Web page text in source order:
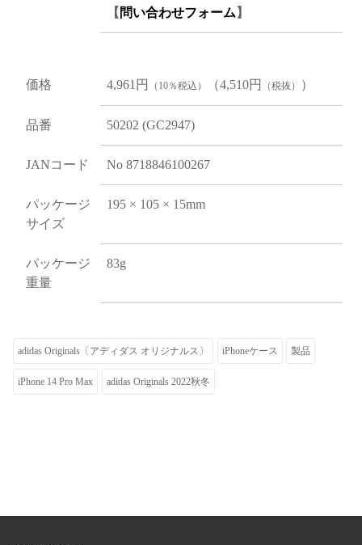
【 問い合わせフォーム 】
価格 4,961円 （10％税込） （4,510円 （税抜） ）
品番 50202 (GC2947)
JANコード No 8718846100267
パッケージ
サイズ
195 × 105 × 15mm
パッケージ
重量
83g
adidas Originals〔アディダス オリジナルス〕 iPhoneケース 製品
iPhone 14 Pro Max adidas Originals 2022秋冬